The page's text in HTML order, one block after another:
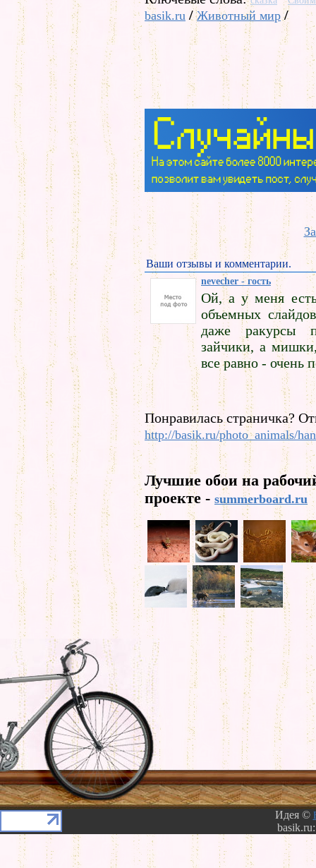
basik.ru /Животный мир/
Ваши отзывы и комментарии.
nevecher - гость
Ой, а у меня
объемных
даже ракурсы
зайчики, а
все равно - очень
Понравилась страничка?
http://basik.ru/photo_animals/
Лучшие обои на
проекте - summerboard.ru
Идея ©